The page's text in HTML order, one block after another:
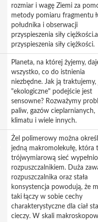
rozmiar i wagę Ziemi za
metody pomiaru fragmentu
południka i obserwacji
przyspieszenia siły
przyspieszenia siły ciężkości.
Planeta, na której żyjemy,
wszystko, co do istnienia
niezbędne. Jak ją traktujemy,
"ekologiczne" podejście jest
sensowne? Rozważymy
paliw, gazów cieplarnianych,
klimatu i wiele innych.
Żel polimerowy można
jedną makromolekułę, która
trójwymiarową sieć
rozpuszczalnikiem. Duża
rozpuszczalnika oraz stała
konsystencja powodują, że
taki łączy w sobie cechy
charakterystyczne dla ciał
cieczy. W skali